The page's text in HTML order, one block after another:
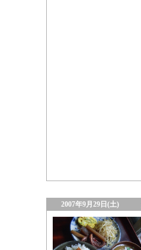
2007年9月29日(土)